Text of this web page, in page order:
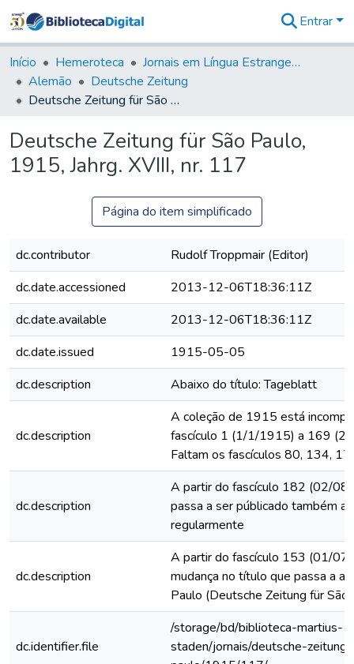
&
Coleções
Tudo na
Biblioteca
Estatísticas
Entrar
Início Hemeroteca
Jornais em Língua Estrangeira
Alemão
Deutsche Zeitung
Deutsche Zeitung für São Paulo, 1915, Jahrg. XVIII, nr. 117
Deutsche Zeitung für São Paulo,
1915, Jahrg. XVIII, nr. 117
Página do item simplificado
dc.contributor
Rudolf Troppmair (Editor)
dc.date.accessioned
2013-12-06T18:36:11Z
dc.date.available
2013-12-06T18:36:11Z
dc.date.issued
1915-05-05
dc.description
Abaixo do título: Tageblatt
dc.description
A coleção de 1915 está
fascículo 1 (1/1/1915) a 169
Faltam os fascículos 80, 134,
dc.description
A partir do fascículo 182 (02/
passa a ser públicado também
regularmente
dc.description
A partir do fascículo 153 (01/
mudança no título que passa a
Paulo (Deutsche Zeitung für São
dc.identifier.file
/storage/bd/biblioteca-martius-
staden/jornais/deutsche-